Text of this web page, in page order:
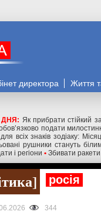
директора Життя
Як прибрати стійкий
подати
всіх знаків зодіаку:
рушники стануть
і регіони • Збивати
росія
344